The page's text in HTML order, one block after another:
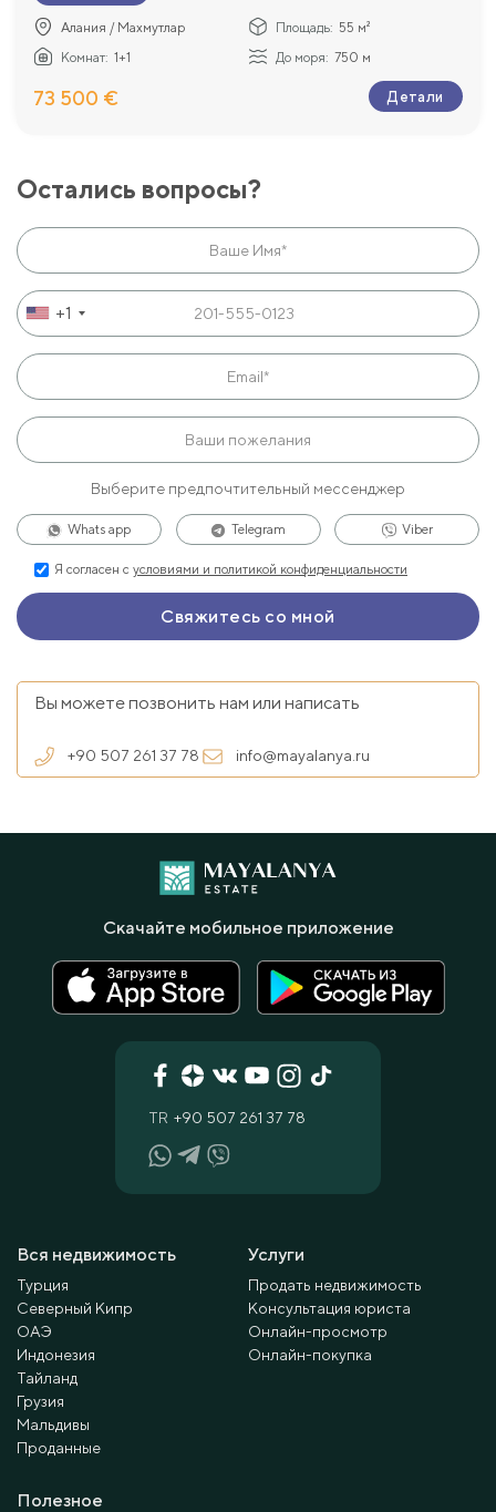
Алания / Махмутлар Площадь: 55 м²
Комнат: 1+1 До моря: 750 м
73 500 € Детали
Остались вопросы?
+1
Выберите предпочтительный мессенджер
Whats app Telegram Viber
Я согласен с условиями и политикой конфиденциальности
Вы можете позвонить нам или написать
+90 507 261 37 78 info@mayalanya.ru
Вся недвижимость
Турция
Северный Кипр
ОАЭ
Индонезия
Тайланд
Грузия
Мальдивы
Проданные
Услуги
Продать недвижимость
Консультация юриста
Онлайн-просмотр
Онлайн-покупка
Полезное
TR +90 507 261 37 78
Скачайте мобильное приложение